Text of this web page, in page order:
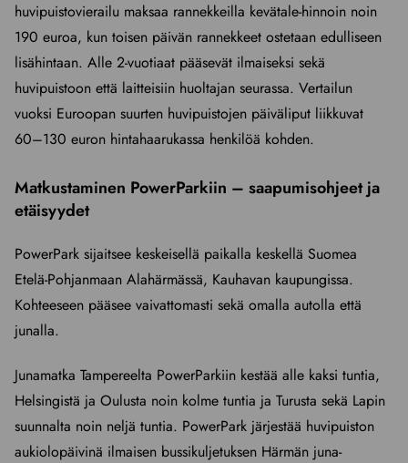
huvipuistovierailu maksaa rannekkeilla kevätale-hinnoin noin
190 euroa, kun toisen päivän rannekkeet ostetaan edulliseen
lisähintaan. Alle 2-vuotiaat pääsevät ilmaiseksi sekä
huvipuistoon että laitteisiin huoltajan seurassa. Vertailun
vuoksi Euroopan suurten huvipuistojen päiväliput liikkuvat
60–130 euron hintahaarukassa henkilöä kohden.
Matkustaminen PowerParkiin – saapumisohjeet ja
etäisyydet
PowerPark sijaitsee keskeisellä paikalla keskellä Suomea
Etelä-Pohjanmaan Alahärmässä, Kauhavan kaupungissa.
Kohteeseen pääsee vaivattomasti sekä omalla autolla että
junalla.
Junamatka Tampereelta PowerParkiin kestää alle kaksi tuntia,
Helsingistä ja Oulusta noin kolme tuntia ja Turusta sekä Lapin
suunnalta noin neljä tuntia. PowerPark järjestää huvipuiston
aukiolopäivinä ilmaisen bussikuljetuksen Härmän juna-